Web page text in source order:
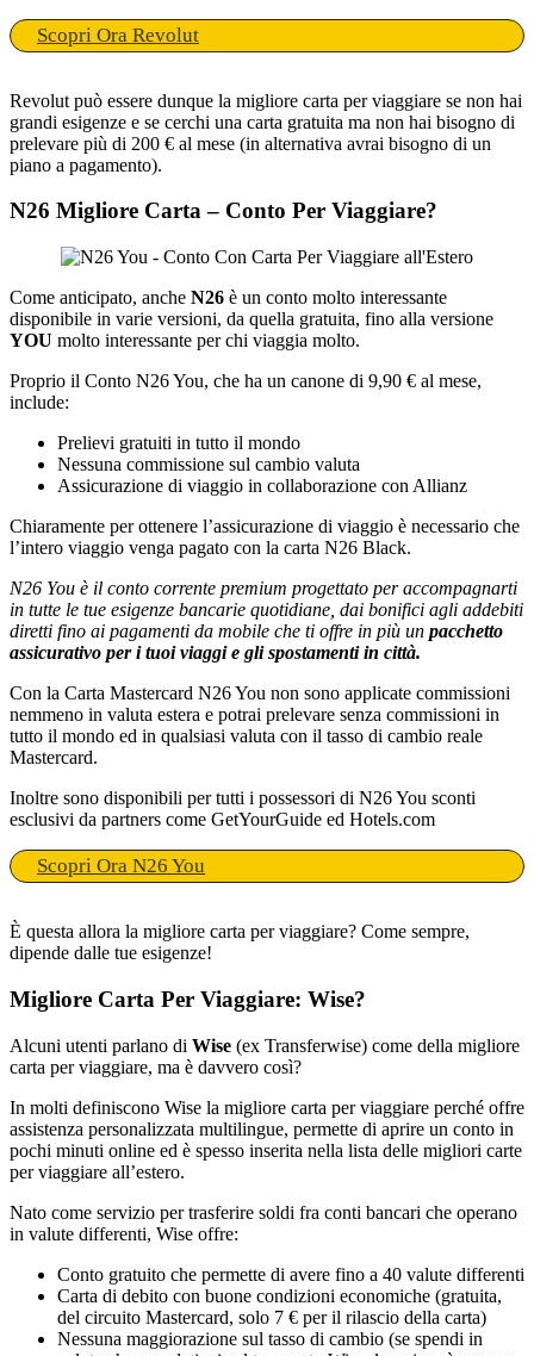
Scopri Ora Revolut
Revolut può essere dunque la migliore carta per viaggiare se non hai
grandi esigenze e se cerchi una carta gratuita ma non hai bisogno di
prelevare più di 200 € al mese (in alternativa avrai bisogno di un
piano a pagamento).
N26 Migliore Carta – Conto Per Viaggiare?
Come anticipato, anche N26 è un conto molto interessante
disponibile in varie versioni, da quella gratuita, fino alla versione
YOU molto interessante per chi viaggia molto.
Proprio il Conto N26 You, che ha un canone di 9,90 € al mese,
include:
Prelievi gratuiti in tutto il mondo
Nessuna commissione sul cambio valuta
Assicurazione di viaggio in collaborazione con Allianz
Chiaramente per ottenere l’assicurazione di viaggio è necessario che
l’intero viaggio venga pagato con la carta N26 Black.
N26 You è il conto corrente premium progettato per accompagnarti
in tutte le tue esigenze bancarie quotidiane, dai bonifici agli addebiti
diretti fino ai pagamenti da mobile che ti offre in più un pacchetto
assicurativo per i tuoi viaggi e gli spostamenti in città.
Con la Carta Mastercard N26 You non sono applicate commissioni
nemmeno in valuta estera e potrai prelevare senza commissioni in
tutto il mondo ed in qualsiasi valuta con il tasso di cambio reale
Mastercard.
Inoltre sono disponibili per tutti i possessori di N26 You sconti
esclusivi da partners come GetYourGuide ed Hotels.com
Scopri Ora N26 You
È questa allora la migliore carta per viaggiare? Come sempre,
dipende dalle tue esigenze!
Migliore Carta Per Viaggiare: Wise?
Alcuni utenti parlano di Wise (ex Transferwise) come della migliore
carta per viaggiare, ma è davvero così?
In molti definiscono Wise la migliore carta per viaggiare perché offre
assistenza personalizzata multilingue, permette di aprire un conto in
pochi minuti online ed è spesso inserita nella lista delle migliori carte
per viaggiare all’estero.
Nato come servizio per trasferire soldi fra conti bancari che operano
in valute differenti, Wise offre:
Conto gratuito che permette di avere fino a 40 valute differenti
Carta di debito con buone condizioni economiche (gratuita,
del circuito Mastercard, solo 7 € per il rilascio della carta)
Nessuna maggiorazione sul tasso di cambio (se spendi in